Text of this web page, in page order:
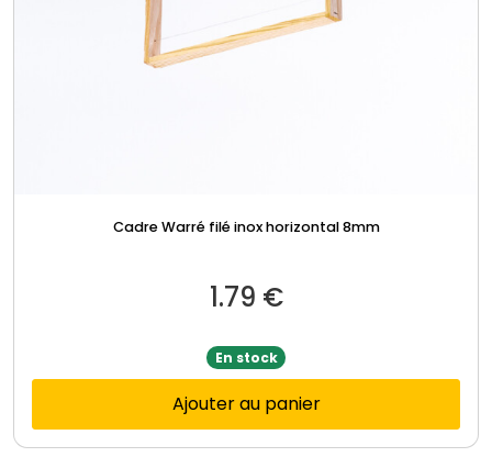
Cadre Warré filé inox horizontal 8mm
1.79 €
En stock
Ajouter au panier